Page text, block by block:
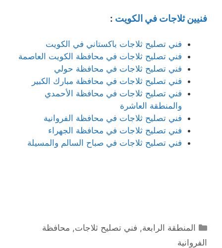
فنيين ثلاجات في الكويت :
فني تصليح ثلاجات باكستاني في الكويت
فني تصليح ثلاجات في محافظة الكويت العاصمة
فني تصليح ثلاجات في محافظة حولي
فني تصليح ثلاجات في محافظة مبارك الكبير
فني تصليح ثلاجات في محافظة الأحمدي
والمنطقة العاشرة
فني تصليح ثلاجات في محافظة الفروانية
فني تصليح ثلاجات في محافظة الجهراء
فني تصليح ثلاجات في صباح السالم والمسيلة
التصنيفات
المنطقة الرابعة, فني تصليح ثلاجات, محافظة
الفروانية